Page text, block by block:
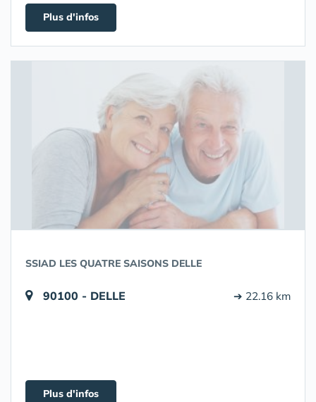
Plus d'infos
SSIAD LES QUATRE SAISONS DELLE
90100 - DELLE ➔ 22.16 km
Plus d'infos